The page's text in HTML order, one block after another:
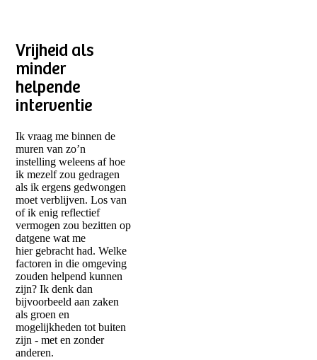
Vrijheid als
minder
helpende
interventie
Ik vraag me binnen de
muren van zo’n
instelling weleens af hoe
ik mezelf zou gedragen
als ik ergens gedwongen
moet verblijven. Los van
of ik enig reflectief
vermogen zou bezitten op
datgene wat me
hier gebracht had. Welke
factoren in die omgeving
zouden helpend kunnen
zijn? Ik denk dan
bijvoorbeeld aan zaken
als groen en
mogelijkheden tot buiten
zijn - met en zonder
anderen.